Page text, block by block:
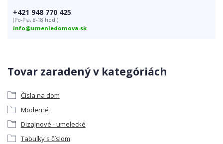
Tovar zaradený v kategóriách
Čísla na dom
Moderné
Dizajnové - umelecké
Tabuľky s číslom
+421 948 770 425
(Po-Pia, 8-18 hod.)
info@umeniedomova.sk